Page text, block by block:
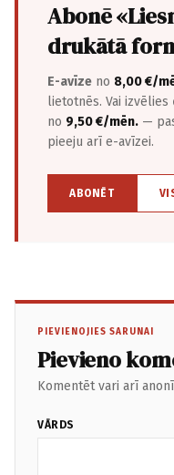
Abonē
drukātā
E-avīze no 8,00 €/
lietotnēs. Vai izvēlies
no 9,50 €/mēn. —
pieeju arī e-avīzei.
ABONĒT
PIEVIENOJIES SARUNAI
Pievieno
Komentēt vari arī
VĀRDS